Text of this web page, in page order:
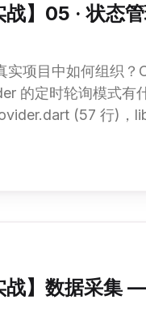
战】05 · 状态
实项目中如何组织
的定时轮询模式有
(57 行)，lib/app.dart
战】数据采集